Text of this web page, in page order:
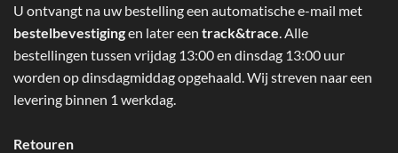
U ontvangt na uw bestelling een automatische e-mail met
bestelbevestigingen later een track&trace. Alle
bestellingen tussen vrijdag 13:00 en dinsdag 13:00 uur
worden op dinsdagmiddag opgehaald. Wij streven naar een
levering binnen 1 werkdag.
Retouren